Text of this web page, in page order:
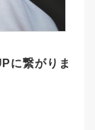
に繋がりま